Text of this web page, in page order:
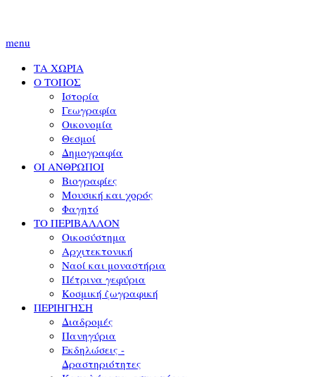
menu
ΤΑ ΧΩΡΙΑ
Ο ΤΟΠΟΣ
Ιστορία
Γεωγραφία
Οικονομία
Θεσμοί
Δημογραφία
ΟΙ ΑΝΘΡΩΠΟΙ
Βιογραφίες
Μουσική και χορός
Φαγητό
ΤΟ ΠΕΡΙΒΑΛΛΟΝ
Οικοσύστημα
Αρχιτεκτονική
Ναοί και μοναστήρια
Πέτρινα γεφύρια
Κοσμική ζωγραφική
ΠΕΡΙΗΓΗΣΗ
Διαδρομές
Πανηγύρια
Εκδηλώσεις -
Δραστηριότητες